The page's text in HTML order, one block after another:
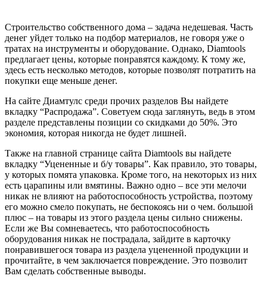
Строительство собственного дома – задача недешевая. Часть
денег уйдет только на подбор материалов, не говоря уже о
тратах на инструменты и оборудование. Однако, Diamtools
предлагает цены, которые понравятся каждому. К тому же,
здесь есть несколько методов, которые позволят потратить на
покупки еще меньше денег.
На сайте Диамтулс среди прочих разделов Вы найдете
вкладку “Распродажа”. Советуем сюда заглянуть, ведь в этом
разделе представлены позиции со скидками до 50%. Это
экономия, которая никогда не будет лишней.
Также на главной странице сайта Diamtools вы найдете
вкладку “Уцененные и б/у товары”. Как правило, это товары,
у которых помята упаковка. Кроме того, на некоторых из них
есть царапины или вмятины. Важно одно – все эти мелочи
никак не влияют на работоспособность устройства, поэтому
его можно смело покупать, не беспокоясь ни о чем. большой
плюс – на товары из этого раздела цены сильно снижены.
Если же Вы сомневаетесь, что работоспособность
оборудования никак не пострадала, зайдите в карточку
понравившегося товара из раздела уцененной продукции и
прочитайте, в чем заключается повреждение. Это позволит
Вам сделать собственные выводы.